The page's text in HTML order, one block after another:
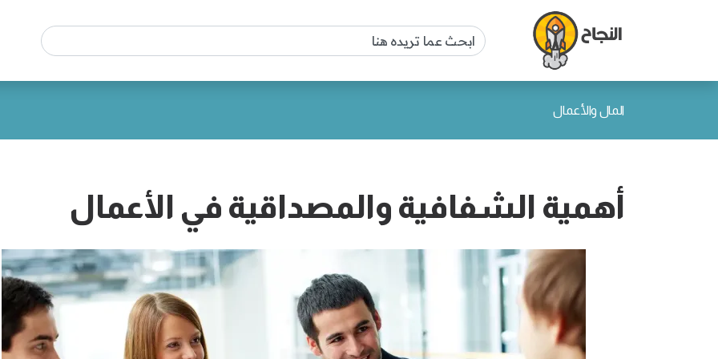
المال والأعمال
أهمية الشفافية والمصداقية في الأعمال